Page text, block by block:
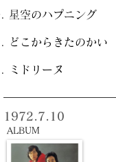
星空のハプニング
どこからきたのかい
ミドリーヌ
1972.7.10
ALBUM